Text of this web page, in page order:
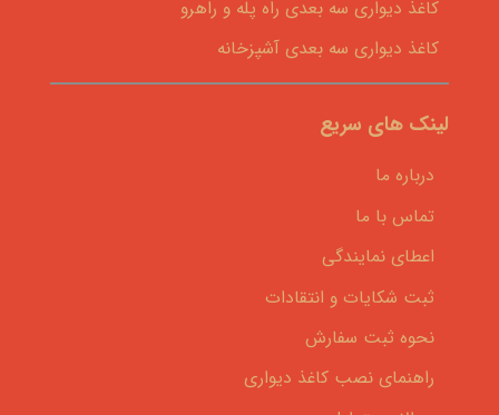
کاغذ دیواری سه بعدی راه پله و راهرو
کاغذ دیواری سه بعدی آشپزخانه
لینک های سریع
درباره ما
تماس با ما
اعطای نمایندگی
ثبت شکایات و انتقادات
نحوه ثبت سفارش
راهنمای نصب کاغذ دیواری